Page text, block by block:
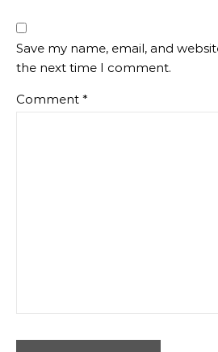
Save my name, email, and
the next time I comment.
Comment *